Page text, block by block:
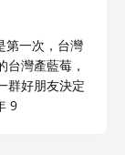
第一次，台灣
灣產藍莓，
群好朋友決定
9